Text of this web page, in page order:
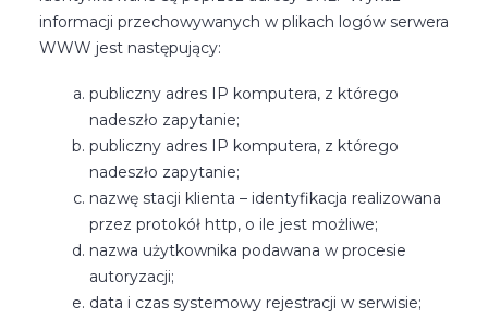
informacji przechowywanych w plikach logów serwera
WWW jest następujący:
publiczny adres IP komputera, z którego
nadeszło zapytanie;
publiczny adres IP komputera, z którego
nadeszło zapytanie;
nazwę stacji klienta – identyfikacja realizowana
przez protokół http, o ile jest możliwe;
nazwa użytkownika podawana w procesie
autoryzacji;
data i czas systemowy rejestracji w serwisie;